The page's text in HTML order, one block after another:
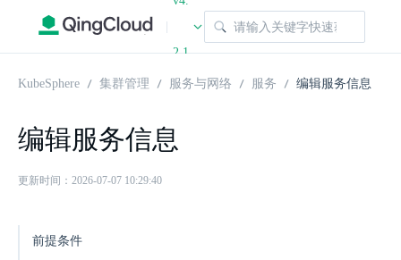
|
2.1
KubeSphere 集群管理 服务与网络 服务 编辑服务信息
编辑服务信息
更新时间：2026-07-07 10:29:40
前提条件